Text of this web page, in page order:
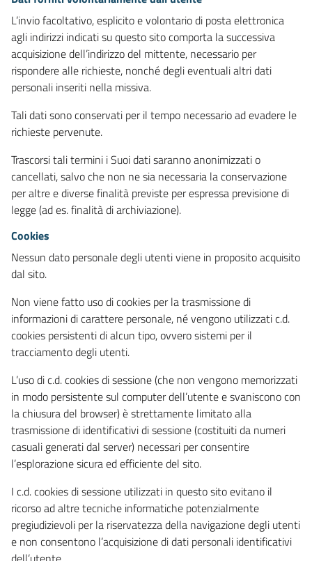
L’invio facoltativo, esplicito e volontario di posta elettronica
agli indirizzi indicati su questo sito comporta la successiva
acquisizione dell’indirizzo del mittente, necessario per
rispondere alle richieste, nonché degli eventuali altri dati
personali inseriti nella missiva.
Tali dati sono conservati per il tempo necessario ad evadere le
richieste pervenute.
Trascorsi tali termini i Suoi dati saranno anonimizzati o
cancellati, salvo che non ne sia necessaria la conservazione
per altre e diverse finalità previste per espressa previsione di
legge (ad es. finalità di archiviazione).
Cookies
Nessun dato personale degli utenti viene in proposito acquisito
dal sito.
Non viene fatto uso di cookies per la trasmissione di
informazioni di carattere personale, né vengono utilizzati c.d.
cookies persistenti di alcun tipo, ovvero sistemi per il
tracciamento degli utenti.
L’uso di c.d. cookies di sessione (che non vengono memorizzati
in modo persistente sul computer dell’utente e svaniscono con
la chiusura del browser) è strettamente limitato alla
trasmissione di identificativi di sessione (costituiti da numeri
casuali generati dal server) necessari per consentire
l’esplorazione sicura ed efficiente del sito.
I c.d. cookies di sessione utilizzati in questo sito evitano il
ricorso ad altre tecniche informatiche potenzialmente
pregiudizievoli per la riservatezza della navigazione degli utenti
e non consentono l’acquisizione di dati personali identificativi